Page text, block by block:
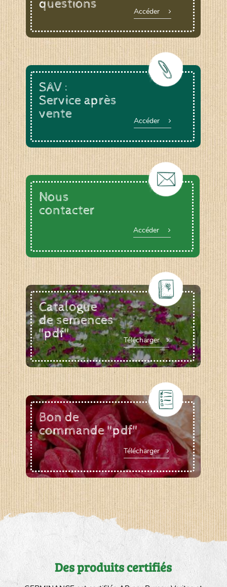
questions Accéder
SAV :
Service après
vente
Accéder
Nous
contacter
Accéder
Catalogue
de semences
"pdf"
Télécharger
Bon de
commande "pdf"
Télécharger
Des produits certifiés